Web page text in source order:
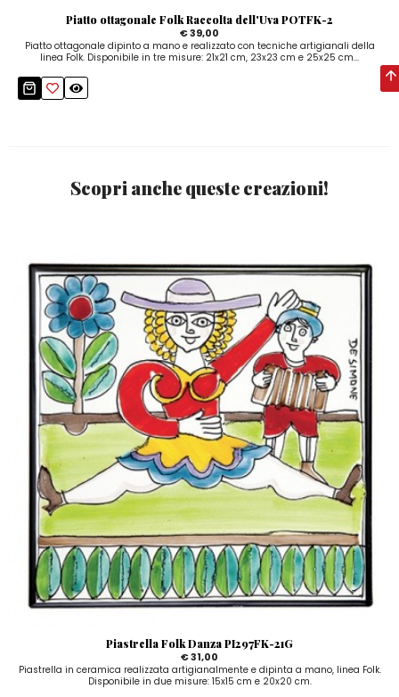
Piatto ottagonale Folk Raccolta dell'Uva POTFK-2
€ 39,00
Piatto ottagonale dipinto a mano e realizzato con tecniche artigianali della
linea Folk. Disponibile in tre misure: 21x21 cm, 23x23 cm e 25x25 cm...
Scopri anche queste creazioni!
Piastrella Folk Danza PI297FK-21G
€ 31,00
Piastrella in ceramica realizzata artigianalmente e dipinta a mano, linea Folk.
Disponibile in due misure: 15x15 cm e 20x20 cm.